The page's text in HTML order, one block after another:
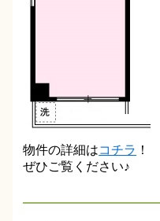
物件の詳細はコチラ ！
ぜひご覧ください♪